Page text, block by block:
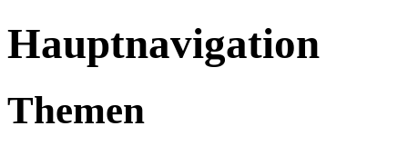
Hauptnavigation
Themen